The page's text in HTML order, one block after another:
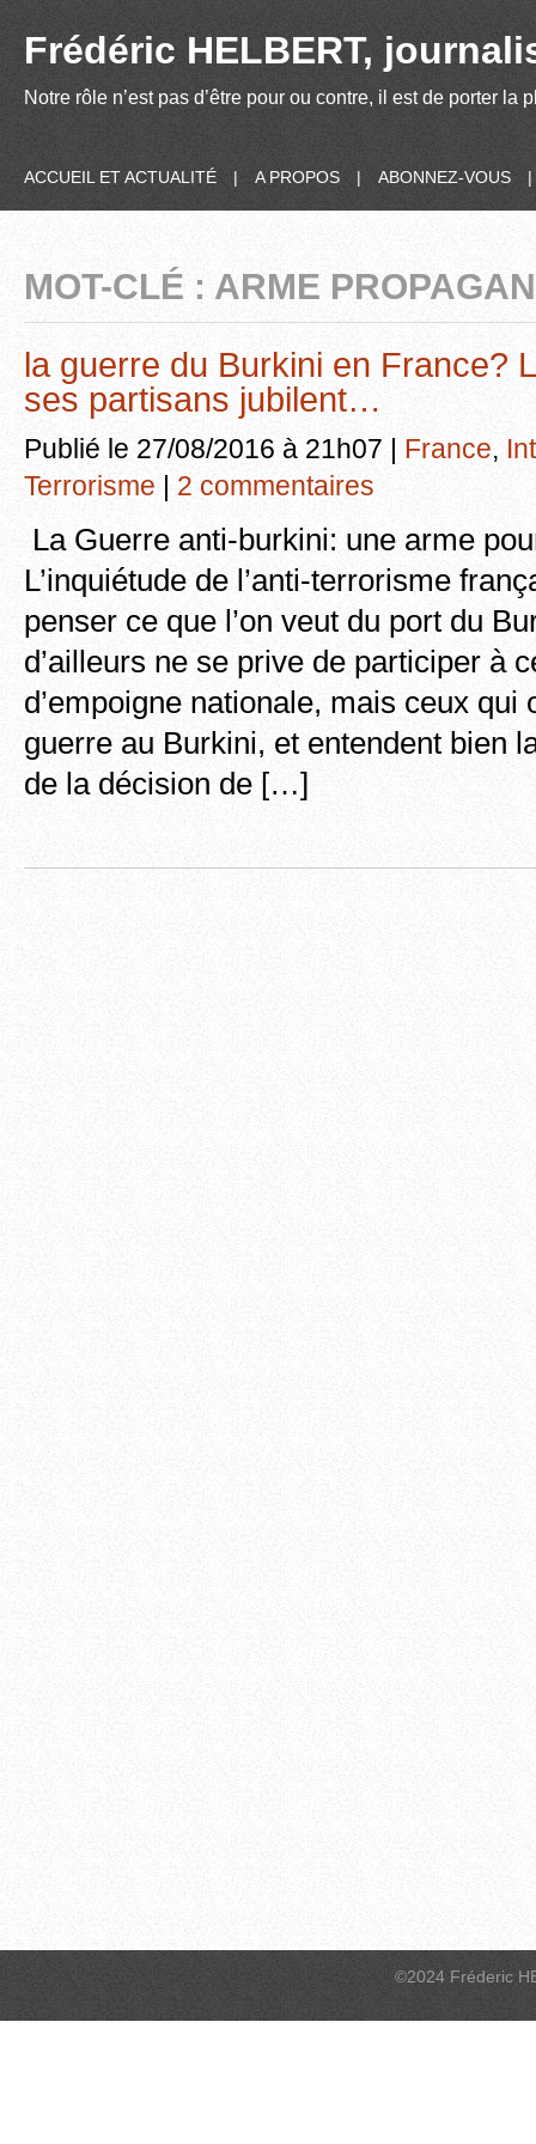
Frédéric HELBERT,
Notre rôle n’est pas d’être pour ou contre, il est de porter
ACCUEIL ET ACTUALITÉ | A PROPOS | ABONNEZ-VOUS |
MOT-CLÉ : ARME
la guerre du Burkini en France?
ses partisans jubilent…
Publié le 27/08/2016 à 21h07 | France,
Terrorisme | 2 commentaires
La Guerre anti-burkini: une arme
L’inquiétude de l’anti-terrorisme
penser ce que l’on veut du port du
d’ailleurs ne se prive de participer à
d’empoigne nationale, mais ceux qui
guerre au Burkini, et entendent bien
de la décision de […]
©2024 Fréderic